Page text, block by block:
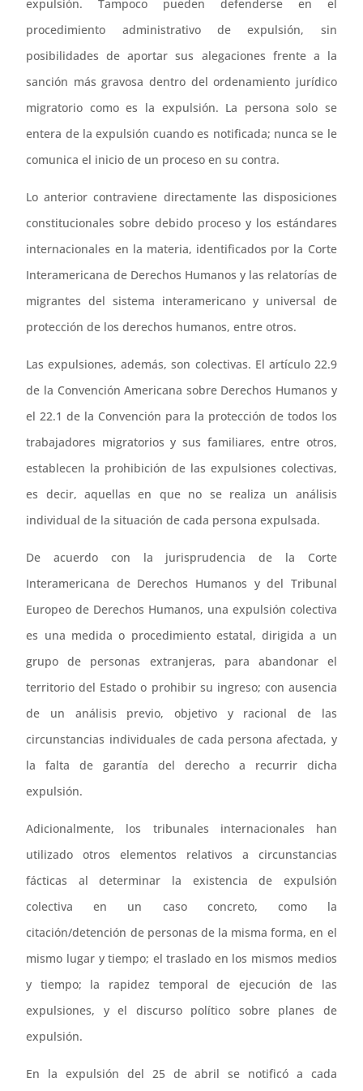
expulsión. Tampoco pueden defenderse en el
procedimiento administrativo de expulsión, sin
posibilidades de aportar sus alegaciones frente a la
sanción más gravosa dentro del ordenamiento jurídico
migratorio como es la expulsión. La persona solo se
entera de la expulsión cuando es notificada; nunca se le
comunica el inicio de un proceso en su contra.
Lo anterior contraviene directamente las disposiciones
constitucionales sobre debido proceso y los estándares
internacionales en la materia, identificados por la Corte
Interamericana de Derechos Humanos y las relatorías de
migrantes del sistema interamericano y universal de
protección de los derechos humanos, entre otros.
Las expulsiones, además, son colectivas. El artículo 22.9
de la Convención Americana sobre Derechos Humanos y
el 22.1 de la Convención para la protección de todos los
trabajadores migratorios y sus familiares, entre otros,
establecen la prohibición de las expulsiones colectivas,
es decir, aquellas en que no se realiza un análisis
individual de la situación de cada persona expulsada.
De acuerdo con la jurisprudencia de la Corte
Interamericana de Derechos Humanos y del Tribunal
Europeo de Derechos Humanos, una expulsión colectiva
es una medida o procedimiento estatal, dirigida a un
grupo de personas extranjeras, para abandonar el
territorio del Estado o prohibir su ingreso; con ausencia
de un análisis previo, objetivo y racional de las
circunstancias individuales de cada persona afectada, y
la falta de garantía del derecho a recurrir dicha
expulsión.
Adicionalmente, los tribunales internacionales han
utilizado otros elementos relativos a circunstancias
fácticas al determinar la existencia de expulsión
colectiva en un caso concreto, como la
citación/detención de personas de la misma forma, en el
mismo lugar y tiempo; el traslado en los mismos medios
y tiempo; la rapidez temporal de ejecución de las
expulsiones, y el discurso político sobre planes de
expulsión.
En la expulsión del 25 de abril se notificó a cada